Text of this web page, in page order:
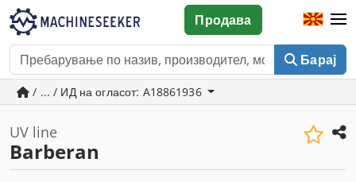
Барај
Продава
/ ... / ИД на огласот: A18861936
UV line
Barberan